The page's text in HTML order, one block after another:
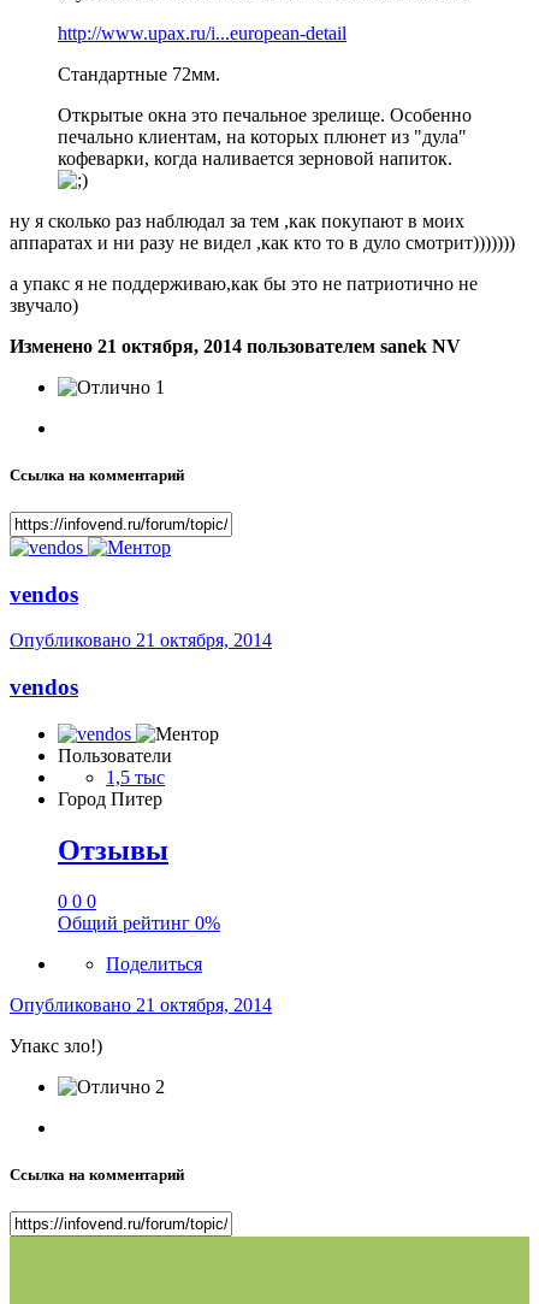
http://www.upax.ru/i...european-detail
Стандартные 72мм.
Открытые окна это печальное зрелище. Особенно
печально клиентам, на которых плюнет из "дула"
кофеварки, когда наливается зерновой напиток.
ну я сколько раз наблюдал за тем ,как покупают в моих
аппаратах и ни разу не видел ,как кто то в дуло смотрит)))))))
а упакс я не поддерживаю,как бы это не патриотично не
звучало)
Изменено 21 октября, 2014 пользователем sanek NV
1
Ссылка на комментарий
vendos
Опубликовано 21 октября, 2014
vendos
Пользователи
1,5 тыс
Город Питер
Отзывы
0 0 0
Общий рейтинг 0%
Поделиться
Опубликовано 21 октября, 2014
Упакс зло!)
2
Ссылка на комментарий